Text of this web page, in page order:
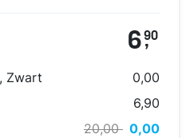
6,
90
, Zwart
0,00
6,90
20,00 0,00